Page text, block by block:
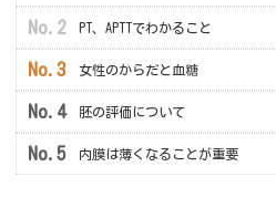
PT、APTTでわかること
女性のからだと血糖
胚の評価について
内膜は薄くなることが重要